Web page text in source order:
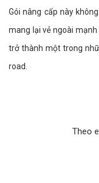
Gói nâng cấp này
mang lại vẻ ngoài mạnh
trở thành một trong
road.
Theo